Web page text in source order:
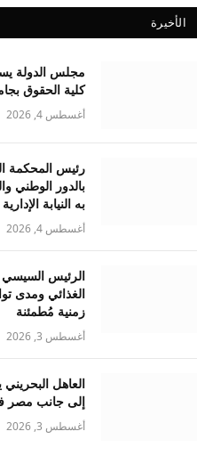
الأخيرة
مجلس الدولة
كلية الحقوق
أغسطس 4, 2026
رئيس المحكمة
بالدور الوطني
به النيابة الإدارية
أغسطس 4, 2026
الرئيس السيسي
الغذائي ومدى
زمنية مُطمئنة
أغسطس 3, 2026
العاهل
إلى جانب مصر
أغسطس 3, 2026